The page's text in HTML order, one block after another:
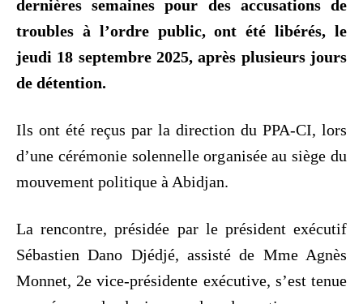
dernières semaines pour des accusations de
troubles à l’ordre public, ont été libérés, le
jeudi 18 septembre 2025, après plusieurs jours
de détention.
Ils ont été reçus par la direction du PPA-CI, lors
d’une cérémonie solennelle organisée au siège du
mouvement politique à Abidjan.
La rencontre, présidée par le président exécutif
Sébastien Dano Djédjé, assisté de Mme Agnès
Monnet, 2e vice-présidente exécutive, s’est tenue